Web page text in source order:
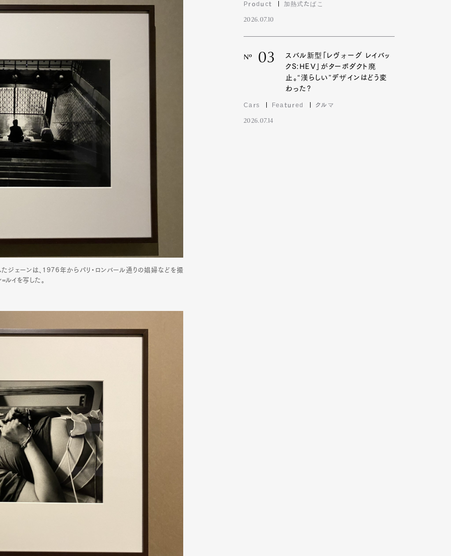
Art&Design
Magazine Official Columnist
ェーンは、1976年からパリ・ロンバール通りの娼婦などを撮
イを写した。
Product 加熱式たばこ
2026.07.10
Nº 03
スバル新型「レヴォーグ レイバッ
クS:HEV」がターボダクト廃
止。“漢らしい”デザインはどう変
わった?
Cars Featured クルマ
2026.07.14